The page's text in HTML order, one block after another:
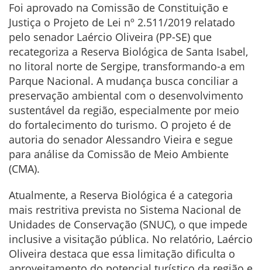
Foi aprovado na Comissão de Constituição e
Justiça o Projeto de Lei nº 2.511/2019 relatado
pelo senador Laércio Oliveira (PP-SE) que
recategoriza a Reserva Biológica de Santa Isabel,
no litoral norte de Sergipe, transformando-a em
Parque Nacional. A mudança busca conciliar a
preservação ambiental com o desenvolvimento
sustentável da região, especialmente por meio
do fortalecimento do turismo. O projeto é de
autoria do senador Alessandro Vieira e segue
para análise da Comissão de Meio Ambiente
(CMA).
Atualmente, a Reserva Biológica é a categoria
mais restritiva prevista no Sistema Nacional de
Unidades de Conservação (SNUC), o que impede
inclusive a visitação pública. No relatório, Laércio
Oliveira destaca que essa limitação dificulta o